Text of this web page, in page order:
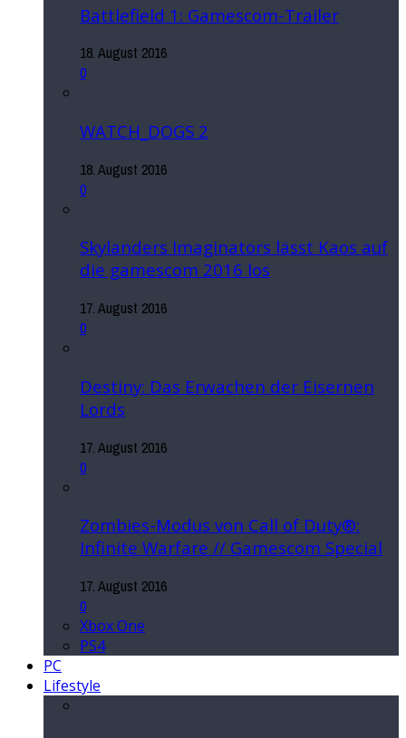
Battlefield 1: Gamescom-Trailer
18. August 2016
0
WATCH_DOGS 2
18. August 2016
0
Skylanders Imaginators lässt Kaos auf
die gamescom 2016 los
17. August 2016
0
Destiny: Das Erwachen der Eisernen
Lords
17. August 2016
0
Zombies-Modus von Call of Duty®:
Infinite Warfare // Gamescom Special
17. August 2016
0
Xbox One
PS4
PC
Lifestyle